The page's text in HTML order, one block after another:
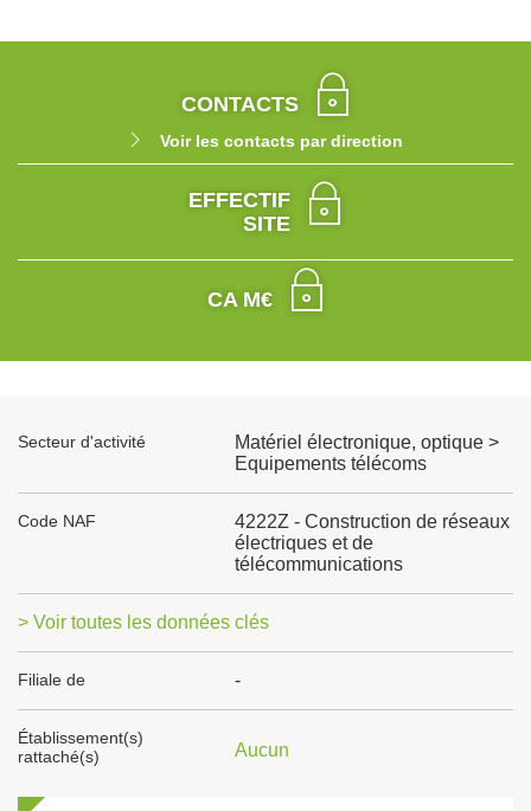
CONTACTS
Voir les contacts par direction
EFFECTIF
SITE
CA M€
Secteur d'activité
Matériel électronique, optique >
Equipements télécoms
Code NAF
4222Z - Construction de réseaux
électriques et de
télécommunications
> Voir toutes les données clés
Filiale de -
Établissement(s)
rattaché(s)
Aucun